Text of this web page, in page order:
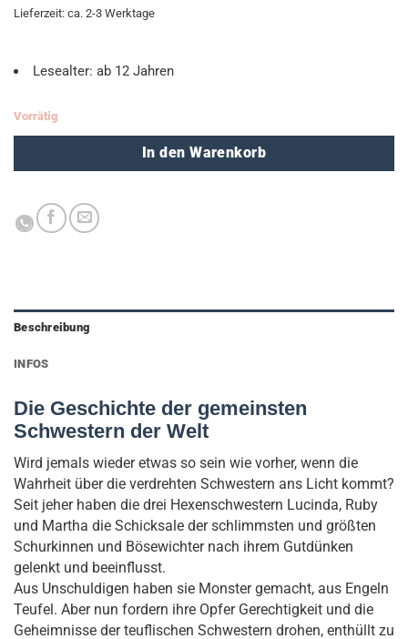
Lieferzeit: ca. 2-3 Werktage
Lesealter: ab 12 Jahren
Vorrätig
In den Warenkorb
Beschreibung
INFOS
Die Geschichte der gemeinsten
Schwestern der Welt
Wird jemals wieder etwas so sein wie vorher, wenn die
Wahrheit über die verdrehten Schwestern ans Licht kommt?
Seit jeher haben die drei Hexenschwestern Lucinda, Ruby
und Martha die Schicksale der schlimmsten und größten
Schurkinnen und Bösewichter nach ihrem Gutdünken
gelenkt und beeinflusst.
Aus Unschuldigen haben sie Monster gemacht, aus Engeln
Teufel. Aber nun fordern ihre Opfer Gerechtigkeit und die
Geheimnisse der teuflischen Schwestern drohen, enthüllt zu